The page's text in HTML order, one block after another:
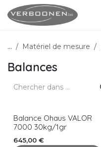
Se rendre au contenu
... Matériel de mesure
Balances
Balance Ohaus VALOR
7000 30kg/1gr
645,00 €